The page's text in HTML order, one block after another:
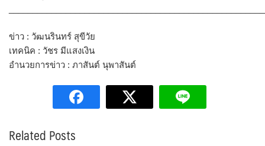
ข่าว : วัฒนรินทร์ สุขีวัย
เทคนิค : วัชร มีแสงเงิน
อำนวยการข่าว : ภาสันต์ นุพาสันต์
Related Posts